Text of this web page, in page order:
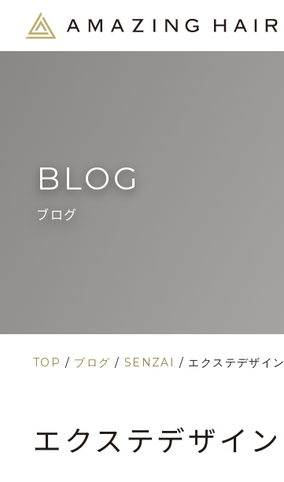
BLOG
ブログ
TOP / ブログ / SENZAI / エクステデザイン
エクステデザイン